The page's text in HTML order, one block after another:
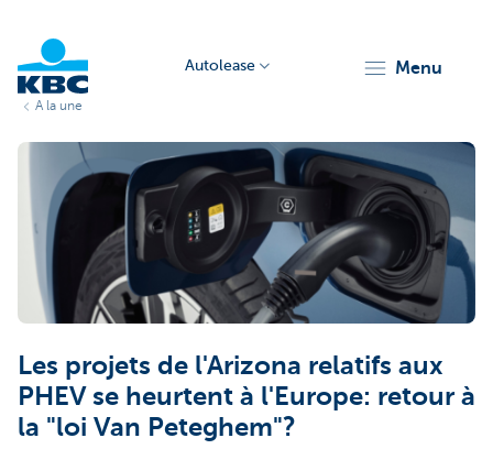
Corporate
Autolease menu
A la une
Les projets de l'Arizona relatifs aux
PHEV se heurtent à l'Europe: retour à
la "loi Van Peteghem"?